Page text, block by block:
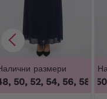
размери
50, 52, 54, 56, 58, 60,
48/50,